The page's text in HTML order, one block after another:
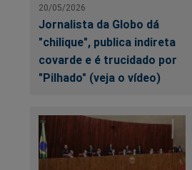
20/05/2026
Jornalista da Globo dá
"chilique", publica indireta
covarde e é trucidado por
"Pilhado" (veja o vídeo)